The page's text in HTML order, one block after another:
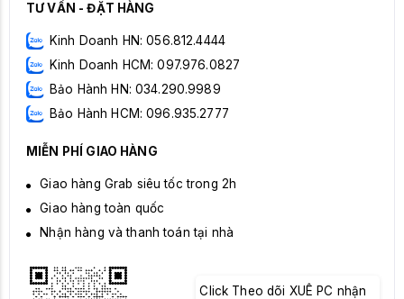
TƯ VẤN - ĐẶT HÀNG
Kinh Doanh HN: 056.812.4444
Kinh Doanh HCM: 097.976.0827
Bảo Hành HN: 034.290.9989
Bảo Hành HCM: 096.935.2777
MIỄN PHÍ GIAO HÀNG
Giao hàng Grab siêu tốc trong 2h
Giao hàng toàn quốc
Nhận hàng và thanh toán tại nhà
Click Theo dõi XUÊ PC nhận